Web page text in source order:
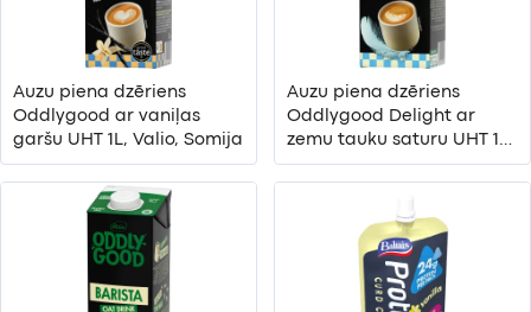
Auzu piena dzēriens
Oddlygood ar vaniļas
garšu UHT 1L, Valio, Somija
Auzu piena dzēriens
Oddlygood Delight ar
zemu tauku saturu UHT 1L,
Valio, Somija